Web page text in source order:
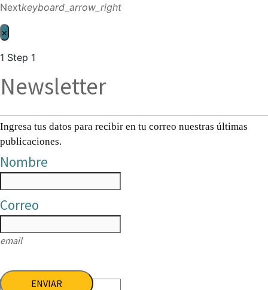
Nextkeyboard_arrow_right
×
1 Step 1
Newsletter
Ingresa tus datos para recibir en tu correo nuestras últimas
publicaciones.
Nombre
Correo
email
ENVIAR